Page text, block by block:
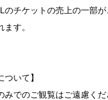
のチケットの売上の一部が
す。
ついて】
みでのご観覧はご遠慮くだ